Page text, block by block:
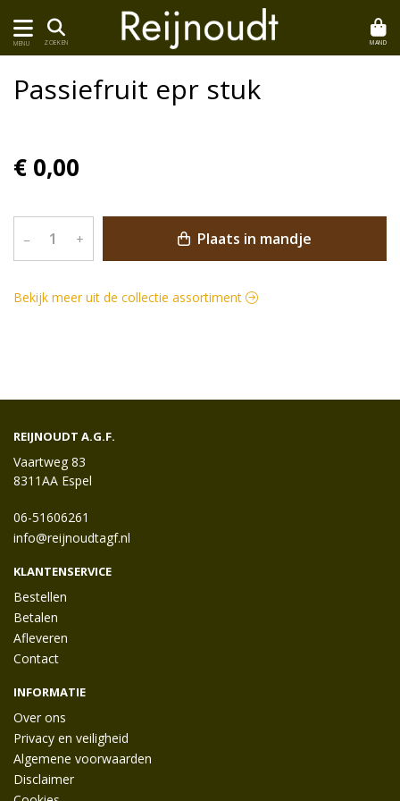
MENU ZOEKEN MAND
Passiefruit epr stuk
€ 0,00
– + Plaats in mandje
Bekijk meer uit de collectie assortiment
REIJNOUDT A.G.F.
Vaartweg 83
8311AA Espel
06-51606261
info@reijnoudtagf.nl
KLANTENSERVICE
Bestellen
Betalen
Afleveren
Contact
INFORMATIE
Over ons
Privacy en veiligheid
Algemene voorwaarden
Disclaimer